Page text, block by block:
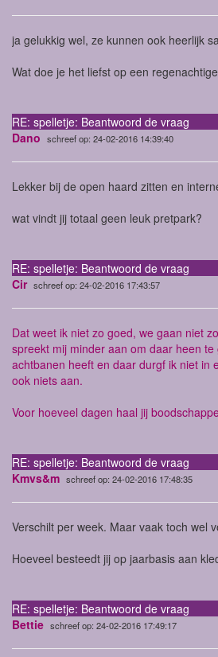
ja gelukkig wel, ze kunnen ook heerlijk
Wat doe je het liefst op een
RE: spelletje: Beantwoord de vraag
Dano schreef op: 24-02-2016 14:39:40
Lekker bij de open haard zitten en
wat vindt jij totaal geen leuk pretpark?
RE: spelletje: Beantwoord de vraag
Cir schreef op: 24-02-2016 17:43:57
Dat weet ik niet zo goed, we gaan niet
spreekt mij minder aan om daar heen
achtbanen heeft en daar durgf ik niet in
ook niets aan.
Voor hoeveel dagen haal jij
RE: spelletje: Beantwoord de vraag
Kmvs&m schreef op: 24-02-2016 17:48:35
Verschilt per week. Maar vaak toch wel
Hoeveel besteedt jij op jaarbasis aan
RE: spelletje: Beantwoord de vraag
Bettie schreef op: 24-02-2016 17:49:17